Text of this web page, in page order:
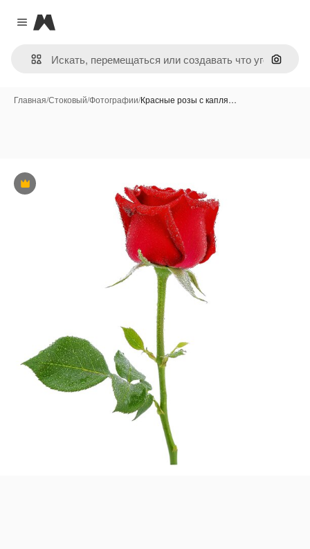
Close menu
Magnific
Поиск
Главная/Стоковый/Фотографии/Красные розы с капля…
Премиум